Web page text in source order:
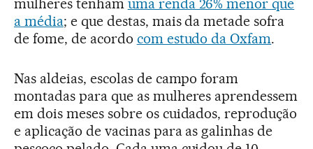
a média; e que destas, mais da metade sofra
de fome, de acordo com estudo da Oxfam.
Nas aldeias, escolas de campo foram
montadas para que as mulheres aprendessem
em dois meses sobre os cuidados, reprodução
e aplicação de vacinas para as galinhas de